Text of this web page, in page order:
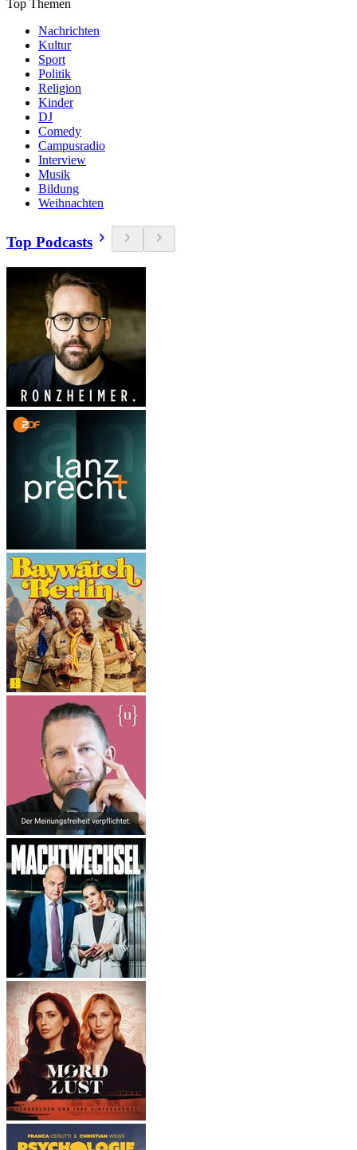
Top Themen
Nachrichten
Kultur
Sport
Politik
Religion
Kinder
DJ
Comedy
Campusradio
Interview
Musik
Bildung
Weihnachten
Top Podcasts